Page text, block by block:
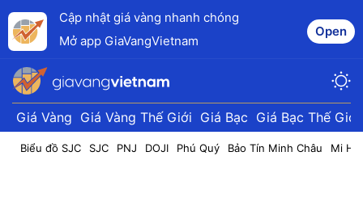
Cập nhật giá vàng nhanh chóng
Mở app GiaVangVietnam
Open
Giá Vàng Giá Vàng Thế Giới Giá Bạc Giá Bạc Thế Giới
Biểu đồ SJC SJC PNJ DOJI Phú Quý Bảo Tín Minh Châu Mi